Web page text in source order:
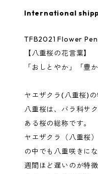
International
TFB2021 Flower
【八重桜の花言葉】
「おしとやか」「豊
ヤエザクラ(八重桜)
八重桜は、バラ科サ
ある桜の総称です。
ヤエザクラ（八重桜
の中でも八重咲きに
週間ほど遅いのが特徴